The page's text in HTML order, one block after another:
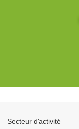
Secteur d'activité